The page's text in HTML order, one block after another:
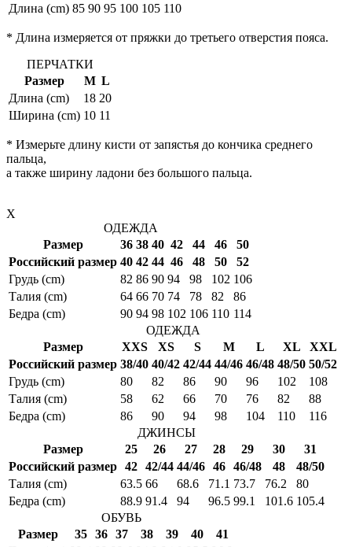
Длина (cm) 85 90 95 100 105 110
* Длина измеряется от пряжки до третьего отверстия пояса.
ПЕРЧАТКИ
Размер
M L
Длина (cm)
18 20
Ширина (cm) 10 11
* Измерьте длину кисти от запястья до кончика среднего
пальца,
а также ширину ладони без большого пальца.
X
ОДЕЖДА
Размер
36 38 40 42 44 46
50
Российский размер 40 42 44 46 48 50
52
Грудь (cm)
82 86 90 94 98 102 106
Талия (cm)
64 66 70 74 78 82
86
Бедра (cm)
90 94 98 102 106 110 114
ОДЕЖДА
Размер
XXS XS S M L XL
XXL
Российский размер 38/40 40/42 42/44 44/46 46/48 48/50 50/52
Грудь (cm)
80 82 86 90 96 102
108
Талия (cm)
58 62 66 70 76 82
88
Бедра (cm)
86 90 94 98 104 110
116
ДЖИНСЫ
Размер
25 26 27 28 29 30
31
Российский размер 42 42/44 44/46 46 46/48 48
48/50
Талия (cm)
63.5 66 68.6 71.1 73.7 76.2
80
Бедра (cm)
88.9 91.4 94 96.5 99.1 101.6 105.4
ОБУВЬ
Размер
35 36 37 38 39 40
41